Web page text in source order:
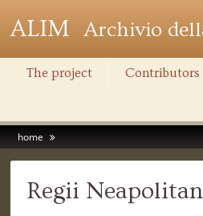
ALIM Archivio
The project Contributors
home
Regii